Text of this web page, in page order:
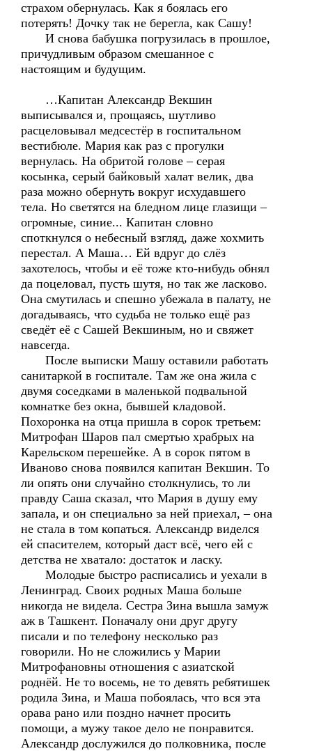
страхом обернулась. Как я боялась его
потерять! Дочку так не берегла, как Сашу!
И снова бабушка погрузилась в прошлое,
причудливым образом смешанное с
настоящим и будущим.
…Капитан Александр Векшин
выписывался и, прощаясь, шутливо
расцеловывал медсестёр в госпитальном
вестибюле. Мария как раз с прогулки
вернулась. На обритой голове – серая
косынка, серый байковый халат велик, два
раза можно обернуть вокруг исхудавшего
тела. Но светятся на бледном лице глазищи –
огромные, синие... Капитан словно
споткнулся о небесный взгляд, даже хохмить
перестал. А Маша… Ей вдруг до слёз
захотелось, чтобы и её тоже кто-нибудь обнял
да поцеловал, пусть шутя, но так же ласково.
Она смутилась и спешно убежала в палату, не
догадываясь, что судьба не только ещё раз
сведёт её с Сашей Векшиным, но и свяжет
навсегда.
После выписки Машу оставили работать
санитаркой в госпитале. Там же она жила с
двумя соседками в маленькой подвальной
комнатке без окна, бывшей кладовой.
Похоронка на отца пришла в сорок третьем:
Митрофан Шаров пал смертью храбрых на
Карельском перешейке. А в сорок пятом в
Иваново снова появился капитан Векшин. То
ли опять они случайно столкнулись, то ли
правду Саша сказал, что Мария в душу ему
запала, и он специально за ней приехал, – она
не стала в том копаться. Александр виделся
ей спасителем, который даст всё, чего ей с
детства не хватало: достаток и ласку.
Молодые быстро расписались и уехали в
Ленинград. Своих родных Маша больше
никогда не видела. Сестра Зина вышла замуж
аж в Ташкент. Поначалу они друг другу
писали и по телефону несколько раз
говорили. Но не сложились у Марии
Митрофановны отношения с азиатской
роднёй. Не то восемь, не то девять ребятишек
родила Зина, и Маша побоялась, что вся эта
орава рано или поздно начнет просить
помощи, а мужу такое дело не понравится.
Александр дослужился до полковника, после